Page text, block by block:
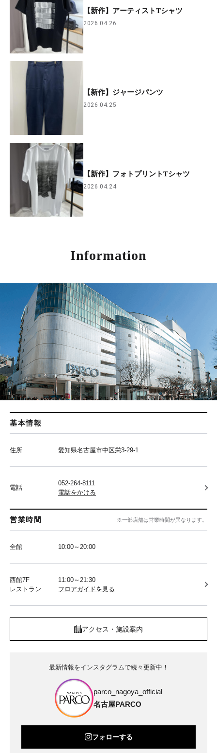
【新作】アーティストTシャツ
2026.04.26
【新作】ジャージパンツ
2026.04.25
【新作】フォトプリントTシャツ
2026.04.24
Information
基本情報
住所 愛知県名古屋市中区栄3-29-1
電話
052-264-8111
電話をかける
営業時間 ※一部店舗は営業時間が異なります。
全館 10:00～20:00
西館7F
レストラン
11:00～21:30
フロアガイドを見る
アクセス・施設案内
最新情報をインスタグラムで続々更新中！
parco_nagoya_official
名古屋PARCO
フォローする